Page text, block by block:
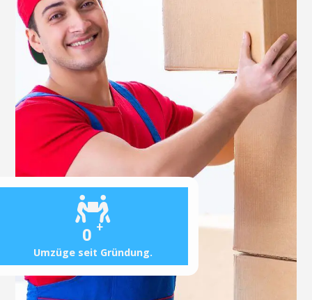
0 +
Umzüge seit Gründung.